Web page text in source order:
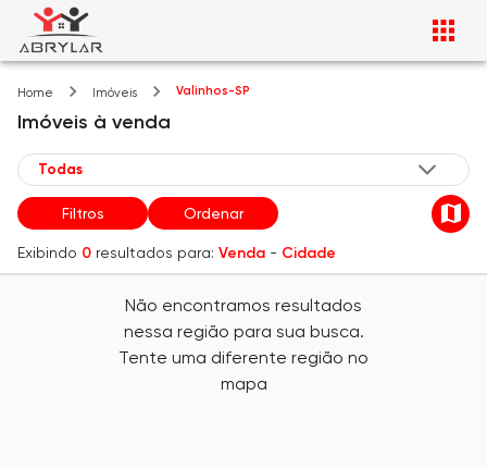
Home Imóveis Valinhos-SP
Imóveis à venda
Filtros Ordenar
Exibindo 0 resultados para: Venda - Cidade
Não encontramos resultados
nessa região para sua busca.
Tente uma diferente região no
mapa